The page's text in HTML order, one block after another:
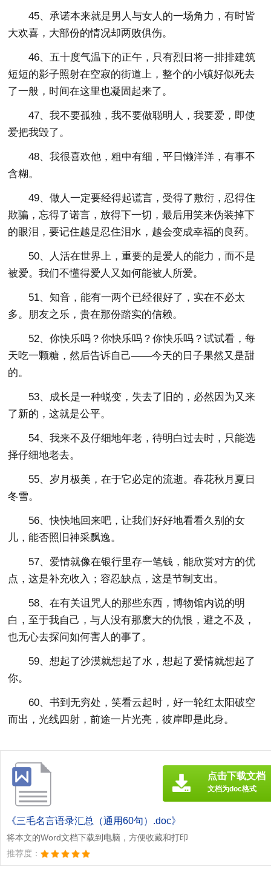
45、承诺本来就是男人与女人的一场角力，有时皆
大欢喜，大部份的情况却两败俱伤。
46、五十度气温下的正午，只有烈日将一排排建筑
短短的影子照射在空寂的街道上，整个的小镇好似死去
了一般，时间在这里也凝固起来了。
47、我不要孤独，我不要做聪明人，我要爱，即使
爱把我毁了。
48、我很喜欢他，粗中有细，平日懒洋洋，有事不
含糊。
49、做人一定要经得起谎言，受得了敷衍，忍得住
欺骗，忘得了诺言，放得下一切，最后用笑来伪装掉下
的眼泪，要记住越是忍住泪水，越会变成幸福的良药。
50、人活在世界上，重要的是爱人的能力，而不是
被爱。我们不懂得爱人又如何能被人所爱。
51、知音，能有一两个已经很好了，实在不必太
多。朋友之乐，贵在那份踏实的信赖。
52、你快乐吗？你快乐吗？你快乐吗？试试看，每
天吃一颗糖，然后告诉自己——今天的日子果然又是甜
的。
53、成长是一种蜕变，失去了旧的，必然因为又来
了新的，这就是公平。
54、我来不及仔细地年老，待明白过去时，只能选
择仔细地老去。
55、岁月极美，在于它必定的流逝。春花秋月夏日
冬雪。
56、快快地回来吧，让我们好好地看看久别的女
儿，能否照旧神采飘逸。
57、爱情就像在银行里存一笔钱，能欣赏对方的优
点，这是补充收入；容忍缺点，这是节制支出。
58、在有关诅咒人的那些东西，博物馆内说的明
白，至于我自己，与人没有那麽大的仇恨，避之不及，
也无心去探问如何害人的事了。
59、想起了沙漠就想起了水，想起了爱情就想起了
你。
60、书到无穷处，笑看云起时，好一轮红太阳破空
而出，光线四射，前途一片光亮，彼岸即是此身。
《三毛名言语录汇总（通用60句）.doc》
将本文的Word文档下载到电脑，方便收藏和打印
推荐度：
点击下载文档
文档为doc格式